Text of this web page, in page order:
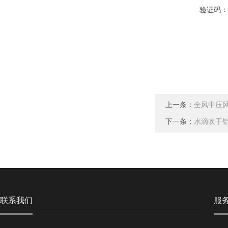
验证码：
上一条： 全风中压
下一条： 水滴吹干
联系我们 服